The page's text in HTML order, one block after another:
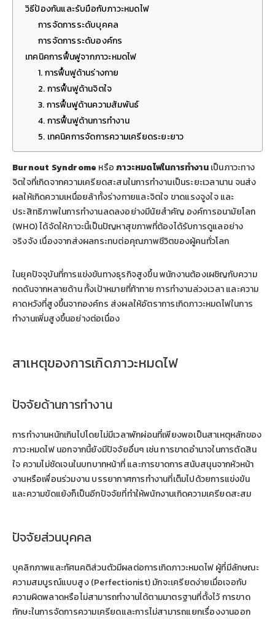
วิธีป้องกันและรับมือกับภาวะหมดไฟ
การจัดการระดับบุคคล
การจัดการระดับองค์กร
เทคนิคการฟื้นฟูจากภาวะหมดไฟ
1. การฟื้นฟูด้านร่างกาย
2. การฟื้นฟูด้านจิตใจ
3. การฟื้นฟูด้านความสัมพันธ์
4. การฟื้นฟูด้านการทำงาน
5. เทคนิคการจัดการความเครียดระยะยาว
Burnout Syndrome หรือภาวะหมดไฟในการทำงานเป็นภาวะทาง
จิตใจที่เกิดจากความเครียดสะสมในการทำงานเป็นระยะเวลานาน จนส่ง
ผลให้เกิดความเหนื่อยล้าทั้งร่างกายและจิตใจ ขาดแรงจูงใจ และ
ประสิทธิภาพในการทำงานลดลงอย่างมีนัยสำคัญ องค์การอนามัยโลก
(WHO) ได้จัดให้ภาวะนี้เป็นปัญหาสุขภาพที่ต้องได้รับการดูแลอย่าง
จริงจัง เนื่องจากส่งผลกระทบต่อคุณภาพชีวิตของผู้คนทั่วโลก
ในยุคปัจจุบันที่การแข่งขันทางธุรกิจสูงขึ้น พนักงานต้องเผชิญกับความ
กดดันจากหลายด้าน ทั้งเป้าหมายที่ท้าทาย การทำงานล่วงเวลา และความ
คาดหวังที่สูงขึ้นจากองค์กร ส่งผลให้อัตราการเกิดภาวะหมดไฟในการ
ทำงานเพิ่มสูงขึ้นอย่างต่อเนื่อง
สาเหตุของการเกิดภาวะหมดไฟ
ปัจจัยด้านการทำงาน
การทำงานหนักเกินไปโดยไม่มีเวลาพักผ่อนที่เพียงพอเป็นสาเหตุหลักของ
ภาวะหมดไฟ นอกจากนี้ยังมีปัจจัยอื่นๆ เช่น การขาดอำนาจในการตัดสิน
ใจ ความไม่ชัดเจนในบทบาทหน้าที่ และการขาดการสนับสนุนจากหัวหน้า
งานหรือเพื่อนร่วมงาน บรรยากาศการทำงานที่เต็มไปด้วยการแข่งขัน
และความขัดแย้งก็เป็นอีกปัจจัยที่ทำให้พนักงานเกิดความเครียดสะสม
ปัจจัยส่วนบุคคล
บุคลิกภาพและทัศนคติส่วนตัวมีผลต่อการเกิดภาวะหมดไฟ ผู้ที่มีลักษณะ
ความสมบูรณ์แบบสูง (Perfectionist) มักจะเครียดง่ายเมื่อเจอกับ
ความผิดพลาดหรือไม่สามารถทำงานได้ตามมาตรฐานที่ตั้งไว้ การขาด
ทักษะในการจัดการความเครียดและการไม่สามารถแยกเรื่องงานออก